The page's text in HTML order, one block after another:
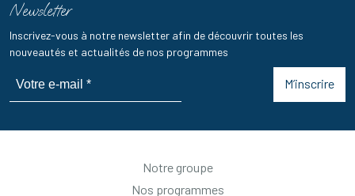
Newsletter
Inscrivez-vous à notre newsletter afin de découvrir toutes les
nouveautés et actualités de nos programmes
M’inscrire
Notre groupe
Nos programmes